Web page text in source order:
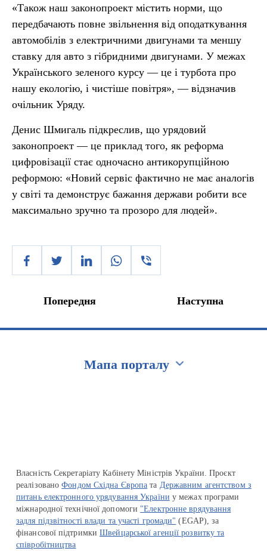
«Також наш законопроект містить норми, що
передбачають повне звільнення від оподаткування
автомобілів з електричними двигунами та меншу
ставку для авто з гібридними двигунами. У межах
Українського зеленого курсу — це і турбота про
нашу екологію, і чистіше повітря», — відзначив
очільник Уряду.
Денис Шмигаль підкреслив, що урядовий
законопроект — це приклад того, як реформа
цифровізації стає одночасно антикорупційною
реформою: «Новий сервіс фактично не має аналогів
у світі та демонструє бажання держави робити все
максимально зручно та прозоро для людей».
Попередня Наступна
Мапа порталу
Власність Секретаріату Кабінету Міністрів України. Проєкт
реалізованоФондом Східна Європа та Державним агентством з
питань електронного урядування України у межах програми
міжнародної технічної допомоги "Електронне врядування
задля підзвітності влади та участі громади" (EGAP), за
фінансової підтримкиШвейцарської агенції розвитку та
співробітництва